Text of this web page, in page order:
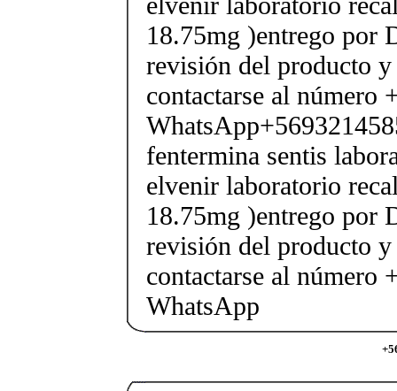
18.75mg )entrego por
revisión del producto
contactarse al número
fentermina sentis
elvenir laboratorio
18.75mg )entrego por
revisión del producto
contactarse al número
WhatsApp